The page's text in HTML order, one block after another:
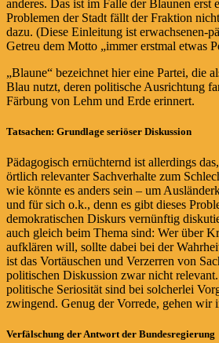
anderes. Das ist im Falle der Blaunen erst
Problemen der Stadt fällt der Fraktion
dazu. (Diese Einleitung ist erwachsenen-
Getreu dem Motto „immer erstmal etwas
„Blaune“ bezeichnet hier eine Partei, die
Blau nutzt, deren politische Ausrichtung
Färbung von Lehm und Erde erinnert.
Tatsachen: Grundlage seriöser Diskussion
Pädagogisch ernüchternd ist allerdings
örtlich relevanter Sachverhalte zum
wie könnte es anders sein – um
und für sich o.k., denn es gibt dieses
demokratischen Diskurs vernünftig
auch gleich beim Thema sind: Wer über
aufklären will, sollte dabei bei der
ist das Vortäuschen und Verzerren von
politischen Diskussion zwar nicht
politische Seriosität sind bei solcherlei
zwingend. Genug der Vorrede, gehen wir
Verfälschung der Antwort der Bundesregierung